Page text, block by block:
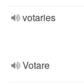
votaries
Votare